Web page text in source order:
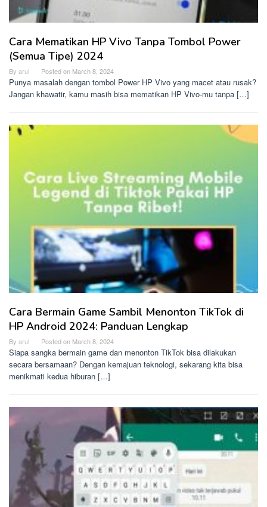
Cara Mematikan HP Vivo Tanpa Tombol Power
(Semua Tipe) 2024
By arul Posted on March 8, 2024
Punya masalah dengan tombol Power HP Vivo yang macet atau rusak?
Jangan khawatir, kamu masih bisa mematikan HP Vivo-mu tanpa […]
Cara Bermain Game Sambil Menonton TikTok di
HP Android 2024: Panduan Lengkap
By arul Posted on March 8, 2024
Siapa sangka bermain game dan menonton TikTok bisa dilakukan
secara bersamaan? Dengan kemajuan teknologi, sekarang kita bisa
menikmati kedua hiburan […]